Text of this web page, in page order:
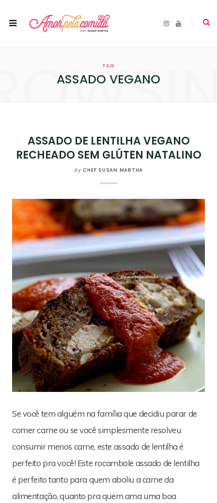
I
Y
TAG
ASSADO VEGANO
ASSADO DE LENTILHA VEGANO
RECHEADO SEM GLÚTEN NATALINO
by CHEF SUSAN MARTHA
Se você tem alguém na família que decidiu parar de
comer carne ou se você simplesmente resolveu
consumir menos carne, este assado de lentilha é
perfeito pra você! Este rocambole assado de lentilha
é perfeito tanto para quem aboliu a carne da
alimentação, quanto pra quem ama uma boa